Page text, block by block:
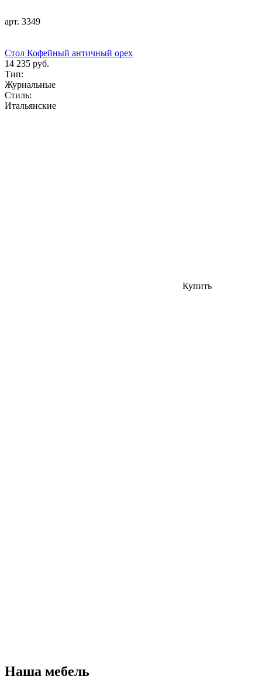
арт. 3349
Стол Кофейный античный орех
14 235 руб.
Тип:
Журнальные
Стиль:
Итальянские
Купить
Наша мебель